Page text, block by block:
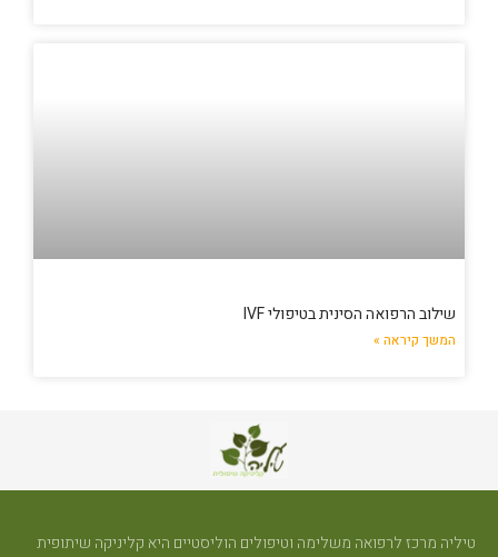
שילוב הרפואה הסינית בטיפולי IVF
המשך קיראה »
טיליה מרכז לרפואה משלימה וטיפולים הוליסטיים היא קליניקה שיתופית